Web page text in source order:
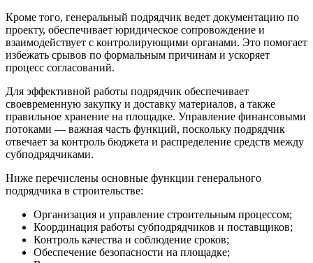
Кроме того, генеральный подрядчик ведет документацию по
проекту, обеспечивает юридическое сопровождение и
взаимодействует с контролирующими органами. Это помогает
избежать срывов по формальным причинам и ускоряет
процесс согласований.
Для эффективной работы подрядчик обеспечивает
своевременную закупку и доставку материалов, а также
правильное хранение на площадке. Управление финансовыми
потоками — важная часть функций, поскольку подрядчик
отвечает за контроль бюджета и распределение средств между
субподрядчиками.
Ниже перечислены основные функции генерального
подрядчика в строительстве:
Организация и управление строительным процессом;
Координация работы субподрядчиков и поставщиков;
Контроль качества и соблюдение сроков;
Обеспечение безопасности на площадке;